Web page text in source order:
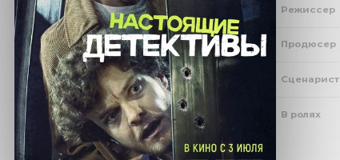
Режиссер
Продюсер
Сценарист
В ролях